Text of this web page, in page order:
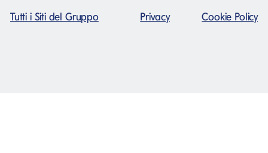
Tutti i Siti del Gruppo Privacy Cookie Policy